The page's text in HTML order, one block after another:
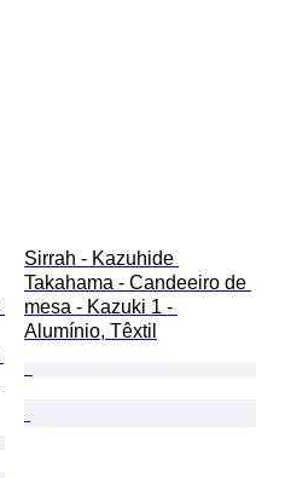
Sirrah - Kazuhide
Takahama - Candeeiro de
mesa - Kazuki 1 -
Alumínio, Têxtil